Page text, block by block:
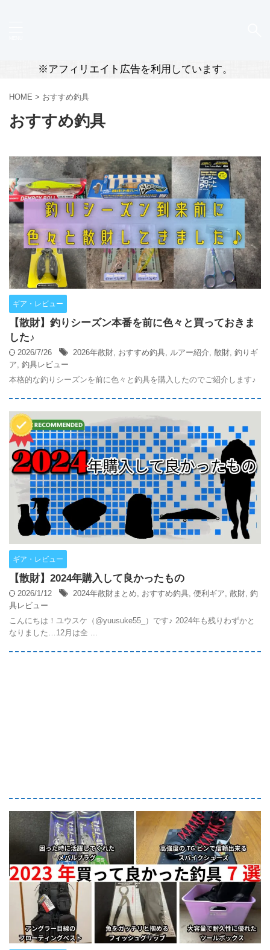
※アフィリエイト広告を利用しています。
HOME > おすすめ釣具
おすすめ釣具
ギア・レビュー
【散財】釣りシーズン本番を前に色々と買っておきま
した♪
2026/7/26 2026年散財, おすすめ釣具, ルアー紹介, 散財, 釣りギ
ア, 釣具レビュー
本格的な釣りシーズンを前に色々と釣具を購入したのでご紹介します♪
ギア・レビュー
【散財】2024年購入して良かったもの
2026/1/12 2024年散財まとめ おすすめ釣具 便利ギア 散財 釣
具レビュー
こんにちは！ユウスケ（@yuusuke55_）です♪ 2024年も残りわずかと
なりました…12月は全 ...